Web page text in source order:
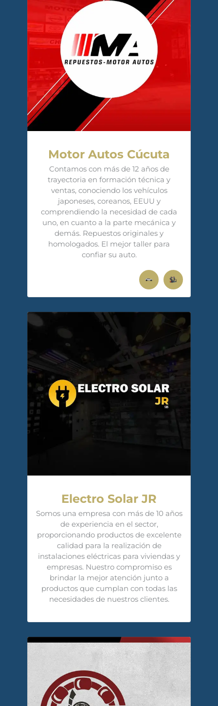
Motor Autos Cúcuta
Contamos con más de 12 años de
trayectoria en formación técnica y
ventas, conociendo los vehículos
japoneses, coreanos, EEUU y
comprendiendo la necesidad de cada
uno, en cuanto a la parte mecánica y
demás. Repuestos originales y
homologados. El mejor taller para
confiar su auto.
Electro Solar JR
Somos una empresa con más de 10 años
de experiencia en el sector,
proporcionando productos de excelente
calidad para la realización de
instalaciones eléctricas para viviendas y
empresas. Nuestro compromiso es
brindar la mejor atención junto a
productos que cumplan con todas las
necesidades de nuestros clientes.